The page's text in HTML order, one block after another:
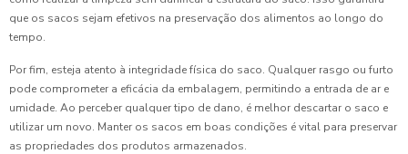
que os sacos sejam efetivos na preservação dos alimentos ao longo do
tempo.
Por fim, esteja atento à integridade física do saco. Qualquer rasgo ou furto
pode comprometer a eficácia da embalagem, permitindo a entrada de ar e
umidade. Ao perceber qualquer tipo de dano, é melhor descartar o saco e
utilizar um novo. Manter os sacos em boas condições é vital para preservar
as propriedades dos produtos armazenados.